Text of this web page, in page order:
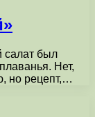
салат был
Нет,
но рецепт,…